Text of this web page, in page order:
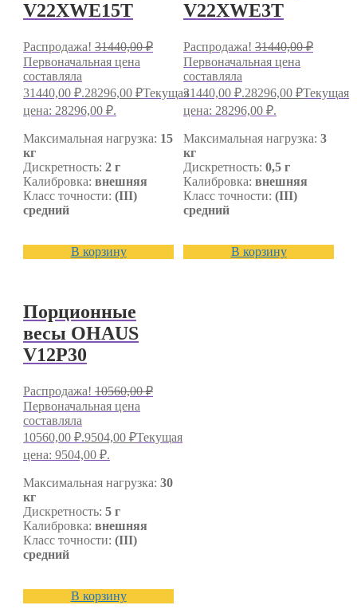
V22XWE15T
Распродажа! 31440,00₽
Первоначальная цена
составляла
31440,00 ₽.28296,00 ₽Текущая
цена: 28296,00 ₽.
Максимальная нагрузка: 15
кг
Дискретность: 2 г
Калибровка: внешняя
Класс точности: (III)
средний
В корзину
V22XWE3T
Распродажа! 31440,00₽
Первоначальная цена
составляла
31440,00 ₽.28296,00 ₽Текущая
цена: 28296,00 ₽.
Максимальная нагрузка: 3
кг
Дискретность: 0,5 г
Калибровка: внешняя
Класс точности: (III)
средний
В корзину
Порционные
весы OHAUS
V12P30
Распродажа! 10560,00₽
Первоначальная цена
составляла
10560,00 ₽.9504,00 ₽Текущая
цена: 9504,00 ₽.
Максимальная нагрузка: 30
кг
Дискретность: 5 г
Калибровка: внешняя
Класс точности: (III)
средний
В корзину